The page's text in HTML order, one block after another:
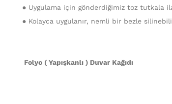
● Uygulama için gönderdiğimiz toz tutkala
● Kolayca uygulanır, nemli bir bezle
Folyo ( Yapışkanlı ) Duvar Kağıdı